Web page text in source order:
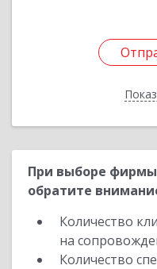
При выборе
обратите
Количество
на
Количество